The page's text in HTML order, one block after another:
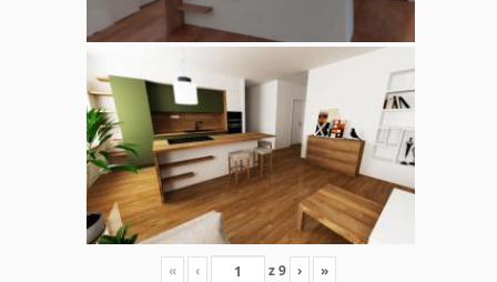
« ‹ z9 › »